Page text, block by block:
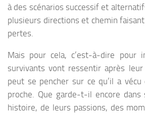
à des scénarios successif et
plusieurs directions et chemin
pertes.
Mais pour cela, c’est-à-dire pour
survivants vont ressentir après
peut se pencher sur ce qu’il a
proche. Que garde-t-il encore
histoire, de leurs passions, des